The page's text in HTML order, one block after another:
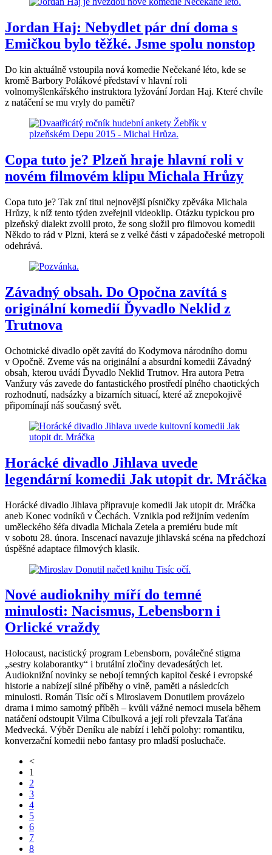
Jordan Haj: Nebydlet pár dní doma s
Emičkou bylo těžké. Jsme spolu nonstop
Do kin aktuálně vstoupila nová komedie Nečekané léto, kde se
kromě Barbory Polákové představí v hlavní roli
volnomyšlenkářského instruktora lyžování Jordan Haj. Které chvíle
z natáčení se mu vryly do paměti?
Copa tuto je? Plzeň hraje hlavní roli v
novém filmovém klipu Michala Hrůzy
Copa tuto je? Tak zní titul nejnovější písničky zpěváka Michala
Hrůzy, k níž tento týden zveřejnil videoklip. Otázku typickou pro
plzeňský dialekt zvolil proto, že song složil pro filmovou komedii
Někdo to rád v Plzni, která se z velké části v západočeské metropoli
odehrává.
Závadný obsah. Do Opočna zavítá s
originální komedií Ďyvadlo Neklid z
Trutnova
Ochotnické divadlo opět zavítá do Kodymova národního domu
v Opočně. Zveme vás na originální a absurdní komedii Závadný
obsah, kterou uvádí Ďyvadlo Neklid Trutnov. Hra autora Petra
Vanžury vás zavede do fantastického prostředí plného chaotických
rozhodnutí, nadsázky a bizarních situací, které až znepokojivě
připomínají náš současný svět.
Horácké divadlo Jihlava uvede
legendární komedii Jak utopit dr. Mráčka
Horácké divadlo Jihlava připravuje komedii Jak utopit dr. Mráčka
aneb Konec vodníků v Čechách. Vznikla pod režijním vedením
uměleckého šéfa divadla Michala Zetela a premiéru bude mít
v sobotu 28. února. Inscenací navazuje jihlavská scéna na předchozí
úspěšné adaptace filmových klasik.
Nové audioknihy míří do temné
minulosti: Nacismus, Lebensborn i
Orlické vraždy
Holocaust, nacistický program Lebensborn, poválečné stigma
„sestry kolaborantky“ i brutální zločiny devadesátých let.
Audioknižní novinky se nebojí temných kapitol české i evropské
historie a nabízejí silné příběhy o vině, paměti a následcích
minulosti. Román Tisíc očí s Miroslavem Donutilem provázelo
drama i mimo samotný příběh – kvůli vážné nemoci musela během
natáčení odstoupit Vilma Cibulková a její roli převzala Taťána
Medvecká. Výběr Deníku ale nabízí i lehčí polohy: romantiku,
konverzační komedii nebo fantasy pro mladší posluchače.
<
1
2
3
4
5
6
7
8